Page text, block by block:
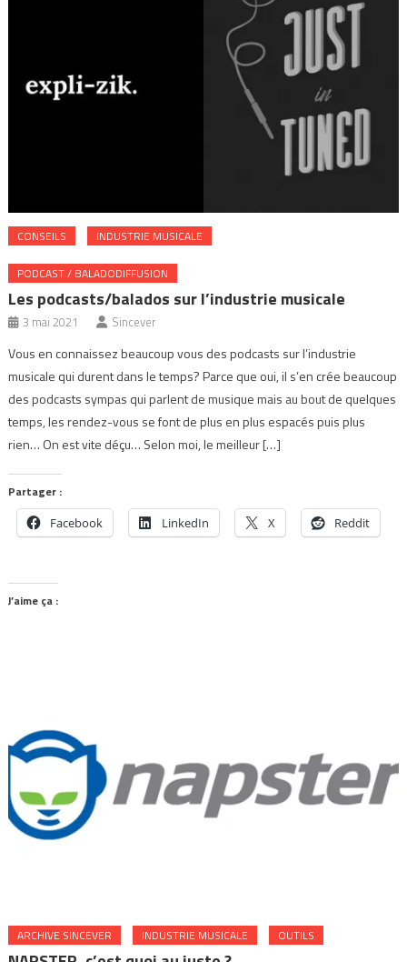
CONSEILS INDUSTRIE MUSICALE
PODCAST / BALADODIFFUSION
Les podcasts/balados sur l’industrie musicale
3 mai 2021 Sincever
Vous en connaissez beaucoup vous des podcasts sur l’industrie
musicale qui durent dans le temps? Parce que oui, il s’en crée beaucoup
des podcasts sympas qui parlent de musique mais au bout de quelques
temps, les rendez-vous se font de plus en plus espacés puis plus
rien… On est vite déçu… Selon moi, le meilleur […]
Partager :
Facebook LinkedIn X Reddit
J’aime ça :
ARCHIVE SINCEVER INDUSTRIE MUSICALE OUTILS